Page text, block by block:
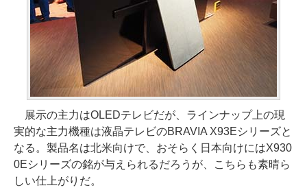
展示の主力はOLEDテレビだが、ラインナップ上の現
実的な主力機種は液晶テレビのBRAVIA X93Eシリーズと
なる。製品名は北米向けで、おそらく日本向けにはX930
0Eシリーズの銘が与えられるだろうが、こちらも素晴ら
しい仕上がりだ。